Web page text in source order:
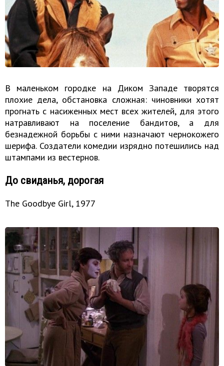
В маленьком городке на Диком Западе творятся
плохие дела, обстановка сложная: чиновники хотят
прогнать с насиженных мест всех жителей, для этого
натравливают на поселение бандитов, а для
безнадежной борьбы с ними назначают чернокожего
шерифа. Создатели комедии изрядно потешились над
штампами из вестернов.
До свиданья, дорогая
The Goodbye Girl, 1977